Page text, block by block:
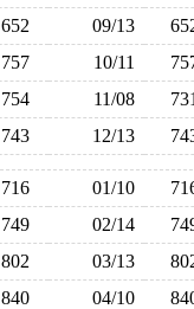
652 09/13
757 10/11
754 11/08
743 12/13
716 01/10
749 02/14
802 03/13
840 04/10